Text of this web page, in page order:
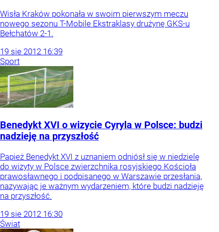
Wisła Kraków pokonała w swoim pierwszym meczu
nowego sezonu T-Mobile Ekstraklasy drużynę GKS-u
Bełchatów 2-1.
19 sie 2012 16:39
Sport
Benedykt XVI o wizycie Cyryla w Polsce: budzi
nadzieję na przyszłość
Papież Benedykt XVI z uznaniem odniósł się w niedzielę
do wizyty w Polsce zwierzchnika rosyjskiego Kościoła
prawosławnego i podpisanego w Warszawie przesłania,
nazywając je ważnym wydarzeniem, które budzi nadzieję
na przyszłość.
19 sie 2012 16:30
Świat